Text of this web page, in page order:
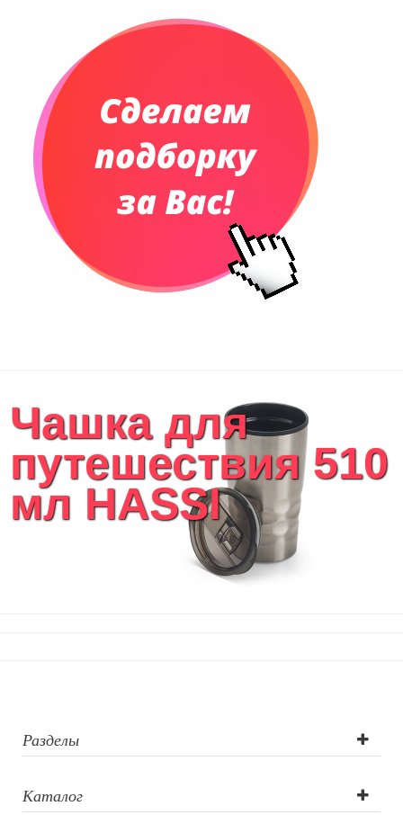
Планинги недатированные
Телефонные книжки
Сумки и Рюкзаки
Сумки для планшетов и ноутбуков
Рюкзаки
Конференц-сумки
Сумки для покупок промо
Несессеры и косметички
Сумки дорожные
Текстиль для ванной комнаты
Кухонные приспособления
Кухонный текстиль
Ножи разделочные доски
Фоторамки и фотоальбомы
Домашний текстиль
Чашка для
путешествия 510
мл HASSI
Разделы
Каталог